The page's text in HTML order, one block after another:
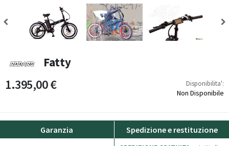
Fatty
1.395,00 € Disponibilita':
Non Disponibile
Garanzia Spedizione e restituzione